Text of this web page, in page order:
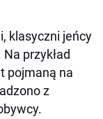
klasyczni jeńcy
przykład
pojmaną na
z